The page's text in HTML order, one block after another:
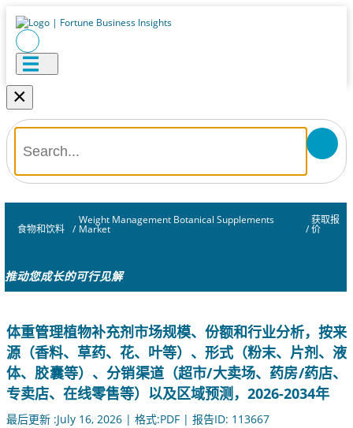
×
食物和饮料 /
Weight Management Botanical Supplements
Market /
获取报
价
推动您成长的可行见解
体重管理植物补充剂市场规模、份额和行业分析，按来
源（香料、草药、花、叶等）、形式（粉末、片剂、液
体、胶囊等）、分销渠道（超市/大卖场、药房/药店、
专卖店、在线零售等）以及区域预测，2026-2034年
最后更新 :July 16, 2026 | 格式:PDF | 报告ID: 113667